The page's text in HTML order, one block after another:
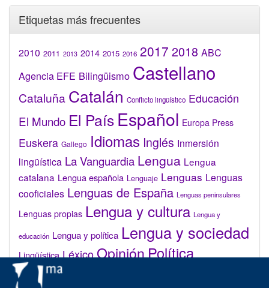
Etiquetas más frecuentes
2010 2011 2013 2014 2015 2016 2017 2018 ABC
Agencia EFE Bilingüismo Castellano
Cataluña Catalán Conflicto lingüístico Educación
El Mundo El País Español Europa Press
Euskera Gallego Idiomas Inglés Inmersión
lingüística La Vanguardia Lengua Lengua
catalana Lengua española Lenguaje Lenguas Lenguas
cooficiales Lenguas de España Lenguas peninsulares
Lenguas propias Lengua y cultura Lengua y
educación Lengua y política Lengua y sociedad
Lingüística LéxicoOpiniónPolítica
lingüística